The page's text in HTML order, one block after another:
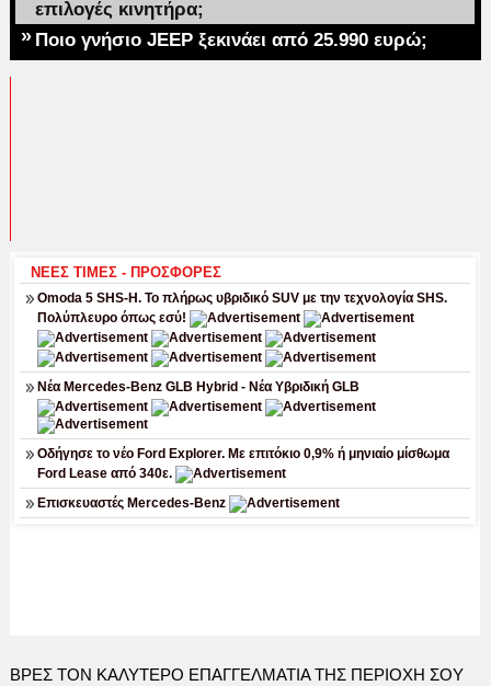
επιλογές κινητήρα;
» Ποιο γνήσιο JEEP ξεκινάει από 25.990 ευρώ;
ΒΡΕΣ ΤΟΝ ΚΑΛΎΤΕΡΟ ΕΠΑΓΓΕΛΜΑΤΊΑ ΤΗΣ ΠΕΡΙΟΧΉ ΣΟΥ